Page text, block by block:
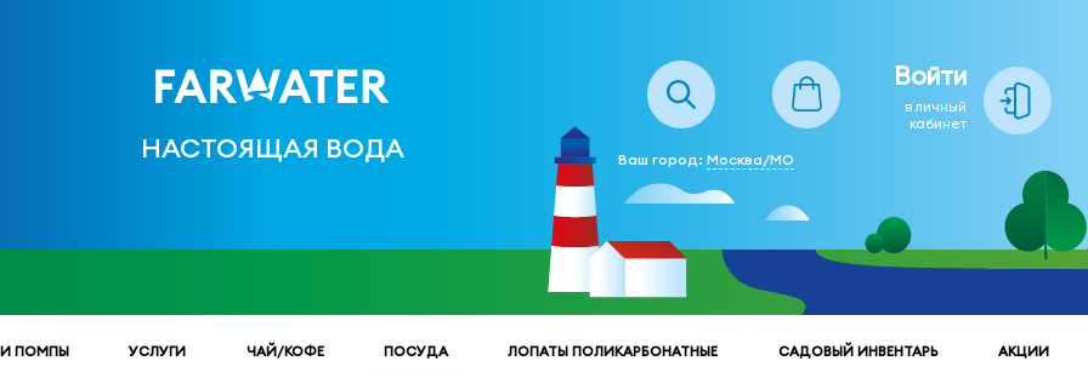
НАСТОЯЩАЯ ВОДА
Войти
в личный
кабинет
Ваш город: Москва/МО
И ПОМПЫ УСЛУГИ ЧАЙ/КОФЕ ПОСУДА ЛОПАТЫ ПОЛИКАРБОНАТНЫЕ САДОВЫЙ ИНВЕНТАРЬ АКЦИИ